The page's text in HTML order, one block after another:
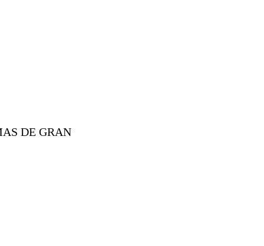
DE GRAN